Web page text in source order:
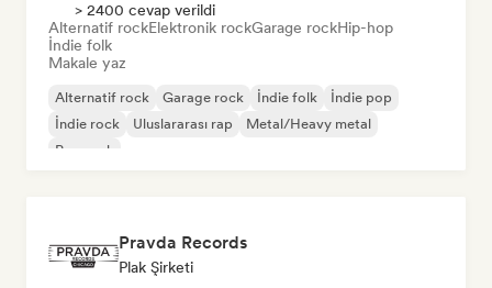
> 2400 cevap verildi
Alternatif rockElektronik rockGarage rockHip-hop
İndie folk
Makale yaz
Alternatif rock Garage rock İndie folk
İndie pop
İndie rock
Uluslararası rap
Metal/Heavy metal
Pop rock
Pravda Records
Plak Şirketi